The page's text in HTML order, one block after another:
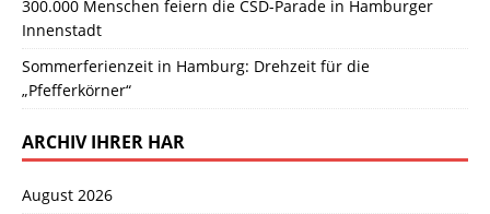
300.000 Menschen feiern die CSD-Parade in Hamburger
Innenstadt
Sommerferienzeit in Hamburg: Drehzeit für die
„Pfefferkörner“
ARCHIV IHRER HAR
August 2026